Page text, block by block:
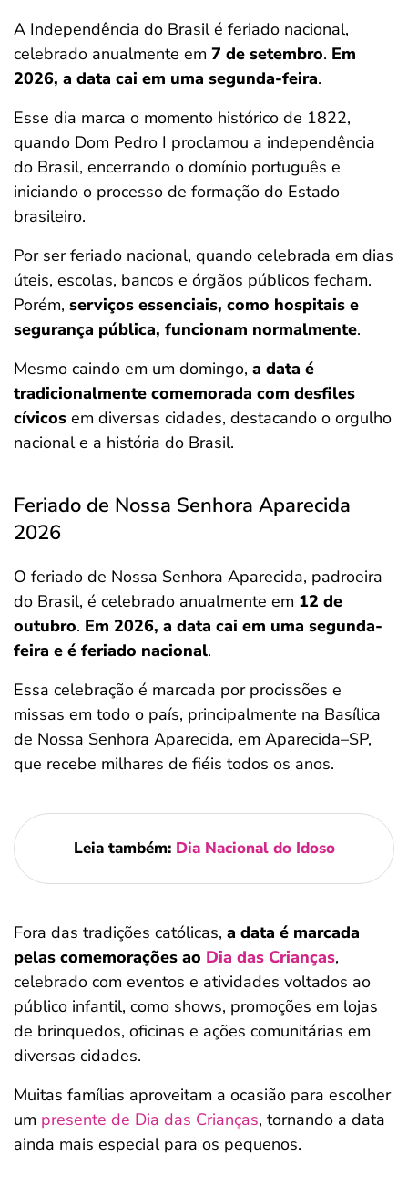
A Independência do Brasil é feriado nacional,
celebrado anualmente em 7 de setembro. Em
2026, a data cai em uma segunda-feira.
Esse dia marca o momento histórico de 1822,
quando Dom Pedro I proclamou a independência
do Brasil, encerrando o domínio português e
iniciando o processo de formação do Estado
brasileiro.
Por ser feriado nacional, quando celebrada em dias
úteis, escolas, bancos e órgãos públicos fecham.
Porém, serviços essenciais, como hospitais e
segurança pública, funcionam normalmente.
Mesmo caindo em um domingo, a data é
tradicionalmente comemorada com desfiles
cívicos em diversas cidades, destacando o orgulho
nacional e a história do Brasil.
Feriado de Nossa Senhora Aparecida
2026
O feriado de Nossa Senhora Aparecida, padroeira
do Brasil, é celebrado anualmente em 12 de
outubro. Em 2026, a data cai em uma segunda-
feira e é feriado nacional.
Essa celebração é marcada por procissões e
missas em todo o país, principalmente na Basílica
de Nossa Senhora Aparecida, em Aparecida–SP,
que recebe milhares de fiéis todos os anos.
Leia também: Dia Nacional do Idoso
Fora das tradições católicas, a data é marcada
pelas comemorações ao Dia das Crianças,
celebrado com eventos e atividades voltados ao
público infantil, como shows, promoções em lojas
de brinquedos, oficinas e ações comunitárias em
diversas cidades.
Muitas famílias aproveitam a ocasião para escolher
um presente de Dia das Crianças, tornando a data
ainda mais especial para os pequenos.